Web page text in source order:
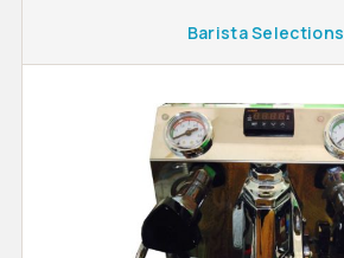
Barista Selections